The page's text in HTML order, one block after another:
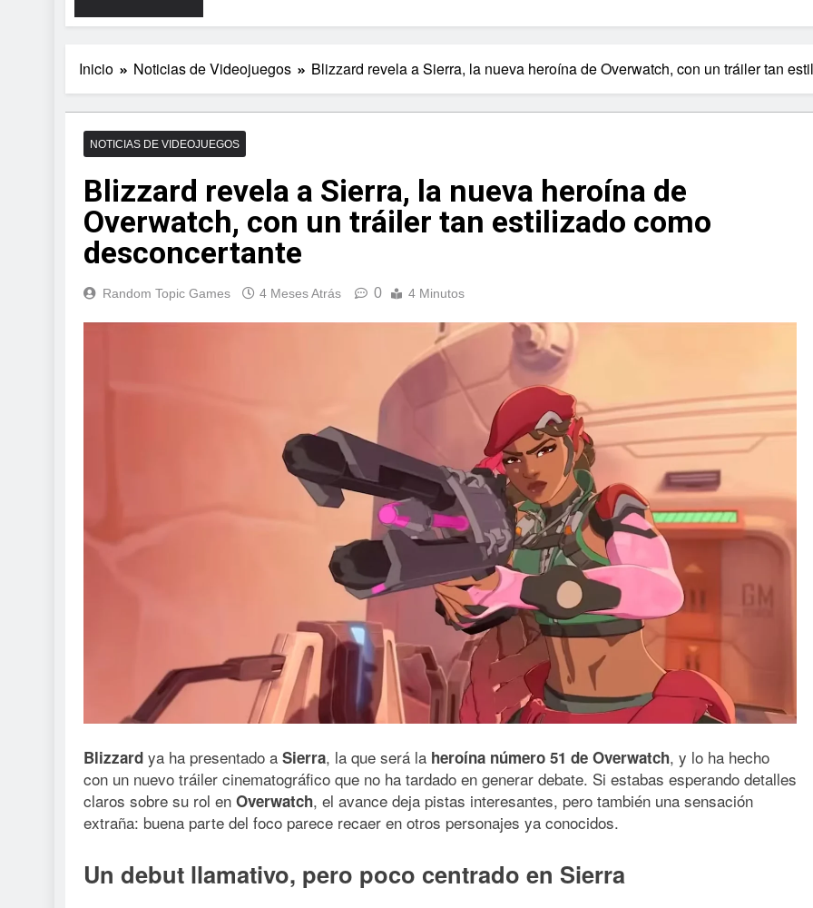
Inicio Noticias de Videojuegos Blizzard revela a Sierra, la nueva heroína de Overwatch, con un tráiler tan
NOTICIAS DE VIDEOJUEGOS
Blizzard revela a Sierra, la nueva heroína de
Overwatch, con un tráiler tan estilizado como
desconcertante
Random Topic Games 4 Meses Atrás 0 4 Minutos
Blizzard ya ha presentado a Sierra, la que será la heroína número 51 de Overwatch, y lo ha hecho
con un nuevo tráiler cinematográfico que no ha tardado en generar debate. Si estabas esperando detalles
claros sobre su rol en Overwatch, el avance deja pistas interesantes, pero también una sensación
extraña: buena parte del foco parece recaer en otros personajes ya conocidos.
Un debut llamativo, pero poco centrado en Sierra